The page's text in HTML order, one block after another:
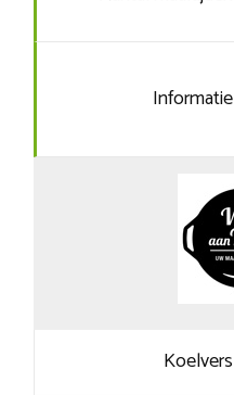
Informatie
Koelvers